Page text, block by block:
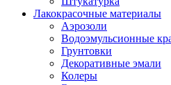
Лакокрасочные материалы
Аэрозоли
Водоэмульсионные
Грунтовки
Декоративные эмали
Колеры